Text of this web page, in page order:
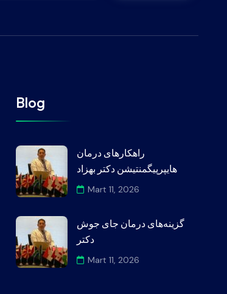
Blog
راهکارهای درمان
هایپرپیگمنتیشن دکتر بهزاد
Mart 11, 2026
گزینه‌های درمان جای جوش
دکتر
Mart 11, 2026